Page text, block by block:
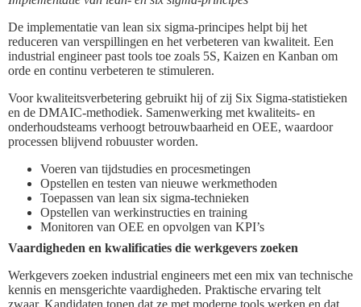
De implementatie van lean six sigma-principes helpt bij het
reduceren van verspillingen en het verbeteren van kwaliteit. Een
industrial engineer past tools toe zoals 5S, Kaizen en Kanban om
orde en continu verbeteren te stimuleren.
Voor kwaliteitsverbetering gebruikt hij of zij Six Sigma-statistieken
en de DMAIC-methodiek. Samenwerking met kwaliteits- en
onderhoudsteams verhoogt betrouwbaarheid en OEE, waardoor
processen blijvend robuuster worden.
Voeren van tijdstudies en procesmetingen
Opstellen en testen van nieuwe werkmethoden
Toepassen van lean six sigma-technieken
Opstellen van werkinstructies en training
Monitoren van OEE en opvolgen van KPI’s
Vaardigheden en kwalificaties die werkgevers zoeken
Werkgevers zoeken industrial engineers met een mix van technische
kennis en mensgerichte vaardigheden. Praktische ervaring telt
zwaar. Kandidaten tonen dat ze met moderne tools werken en dat